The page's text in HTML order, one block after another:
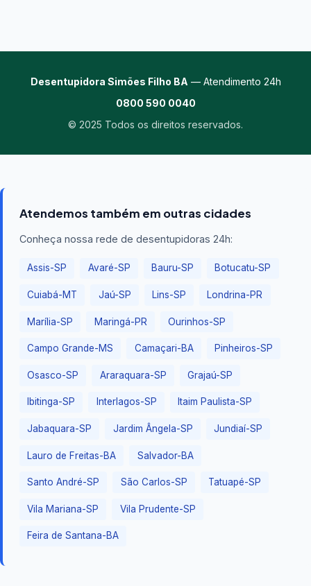
Desentupidora Simões Filho BA — Atendimento 24h
0800 590 0040
© 2025 Todos os direitos reservados.
Atendemos também em outras cidades
Conheça nossa rede de desentupidoras 24h:
Assis-SP Avaré-SP Bauru-SP Botucatu-SP
Cuiabá-MT Jaú-SP Lins-SP Londrina-PR
Marília-SP Maringá-PR Ourinhos-SP
Campo Grande-MS Camaçari-BA Pinheiros-SP
Osasco-SP Araraquara-SP Grajaú-SP
Ibitinga-SP Interlagos-SP Itaim Paulista-SP
Jabaquara-SP Jardim Ângela-SP Jundiaí-SP
Lauro de Freitas-BA Salvador-BA
Santo André-SP São Carlos-SP Tatuapé-SP
Vila Mariana-SP Vila Prudente-SP
Feira de Santana-BA